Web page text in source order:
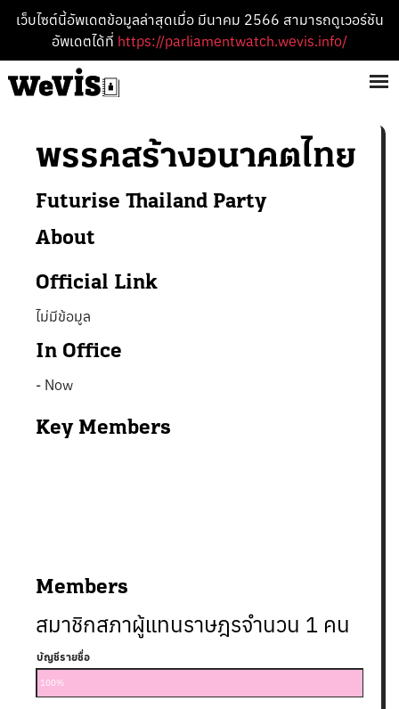
เว็บไซต์นี้อัพเดตข้อมูลล่าสุดเมื่อ มีนาคม 2566 สามารถดูเวอร์ชัน
อัพเดตได้ที่ https://parliamentwatch.wevis.info/
พรรคสร้างอนาคตไทย
Futurise Thailand Party
About
Official Link
ไม่มีข้อมูล
In Office
- Now
Key Members
Members
สมาชิกสภาผู้แทนราษฎรจำนวน 1 คน
บัญชีรายชื่อ
100%